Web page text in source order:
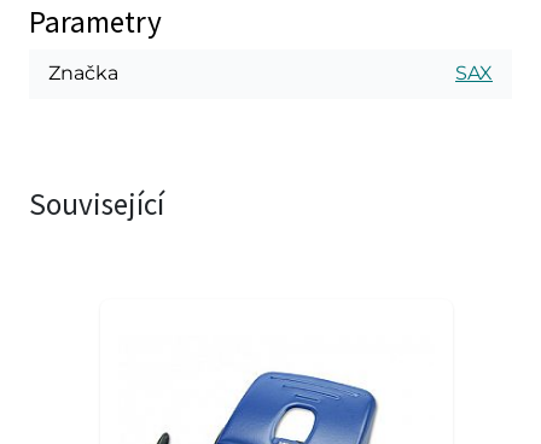
Parametry
Značka SAX
Související